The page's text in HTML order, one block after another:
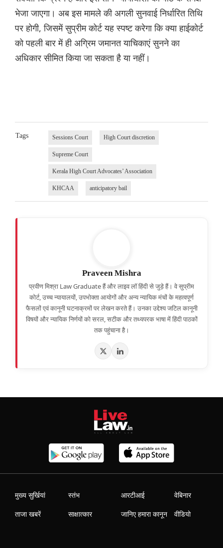
भेजा जाएगा। अब इस मामले की अगली सुनवाई निर्धारित तिथि
पर होगी, जिसमें सुप्रीम कोर्ट यह स्पष्ट करेगा कि क्या हाईकोर्ट
को पहली बार में ही अग्रिम जमानत याचिकाएं सुनने का
अधिकार सीमित किया जा सकता है या नहीं।
Tags Sessions Court High Court discretion
Supreme Court
Kerala High Court Advocates’ Association
KHCAA anticipatory bail
Praveen Mishra
प्रवीण मिश्रा Law Graduate हैं और लाइव लॉ हिंदी से जुड़े हैं। वे सुप्रीम
कोर्ट, उच्च न्यायालयों, उपभोक्ता आयोगों और अन्य न्यायिक मंचों के महत्वपूर्ण
फैसलों एवं कानूनी घटनाक्रमों पर लेखन करते हैं। उनका उद्देश्य जटिल कानूनी
विषयों और न्यायिक निर्णयों को सरल, सटीक और तथ्यपरक भाषा में हिंदी पाठकों
तक पहुंचाना है।
मुख्य सुर्खियां
ताजा खबरें
स्तंभ
साक्षात्कार
आरटीआई
जानिए हमारा कानून
वेबिनार
वीडियो